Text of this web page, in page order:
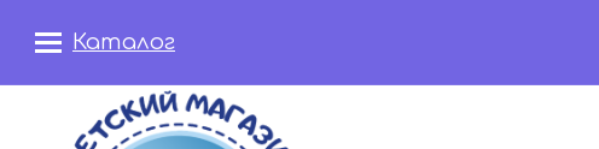
Каталог